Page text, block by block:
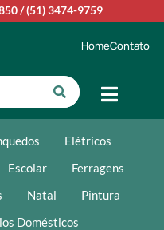
/(51) 3474-9759
HomeContato
Elétricos
Escolar
Ferragens
Natal
Pintura
Domésticos